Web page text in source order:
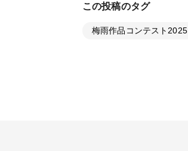
この投稿のタグ
梅雨作品コンテスト2025